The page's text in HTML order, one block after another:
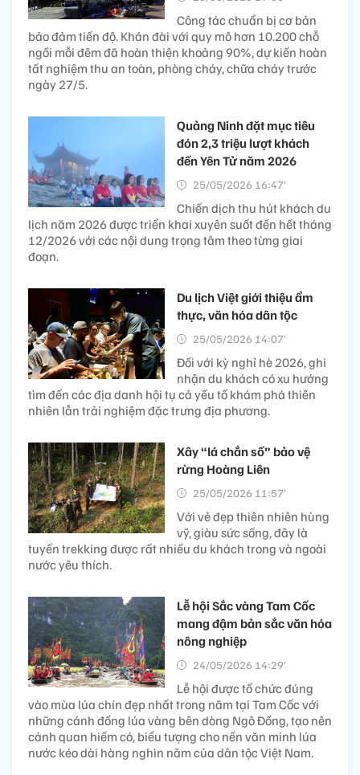
Công tác chuẩn bị cơ bản
bảo đảm tiến độ. Khán đài với quy mô hơn 10.200 chỗ
ngồi mỗi đêm đã hoàn thiện khoảng 90%, dự kiến hoàn
tất nghiệm thu an toàn, phòng cháy, chữa cháy trước
ngày 27/5.
Quảng Ninh đặt mục tiêu
đón 2,3 triệu lượt khách
đến Yên Tử năm 2026
25/05/2026 16:47’
Chiến dịch thu hút khách du
lịch năm 2026 được triển khai xuyên suốt đến hết tháng
12/2026 với các nội dung trọng tâm theo từng giai
đoạn.
Du lịch Việt giới thiệu ẩm
thực, văn hóa dân tộc
25/05/2026 14:07’
Đối với kỳ nghỉ hè 2026, ghi
nhận du khách có xu hướng
tìm đến các địa danh hội tụ cả yếu tố khám phá thiên
nhiên lẫn trải nghiệm đặc trưng địa phương.
Xây “lá chắn số” bảo vệ
rừng Hoàng Liên
25/05/2026 11:57’
Với vẻ đẹp thiên nhiên hùng
vỹ, giàu sức sống, đây là
tuyến trekking được rất nhiều du khách trong và ngoài
nước yêu thích.
Lễ hội Sắc vàng Tam Cốc
mang đậm bản sắc văn hóa
nông nghiệp
24/05/2026 14:29’
Lễ hội được tổ chức đúng
vào mùa lúa chín đẹp nhất trong năm tại Tam Cốc với
những cánh đồng lúa vàng bên dòng Ngô Đồng, tạo nên
cảnh quan hiếm có, biểu tượng cho nền văn minh lúa
nước kéo dài hàng nghìn năm của dân tộc Việt Nam.